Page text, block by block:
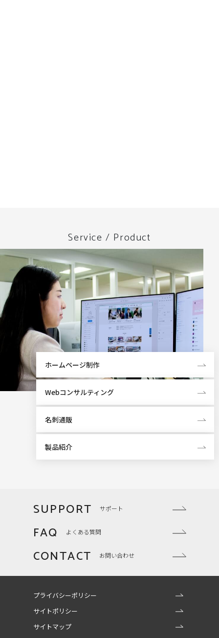
Service / Product
ホームページ制作
Webコンサルティング
名刺通販
製品紹介
SUPPORT サポート
FAQ よくある質問
CONTACT お問い合わせ
プライバシーポリシー
サイトポリシー
サイトマップ